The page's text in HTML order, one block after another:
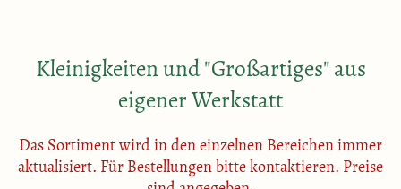
Kleinigkeiten und "Großartiges" aus
eigener Werkstatt
Das Sortiment wird in den einzelnen Bereichen immer
aktualisiert. Für Bestellungen bitte kontaktieren. Preise